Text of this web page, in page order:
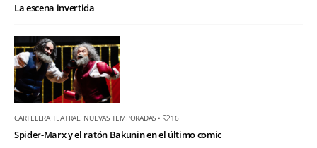
La escena invertida
CARTELERA TEATRAL NUEVAS TEMPORADAS • 16
Spider-Marx y el ratón Bakunin en el último comic